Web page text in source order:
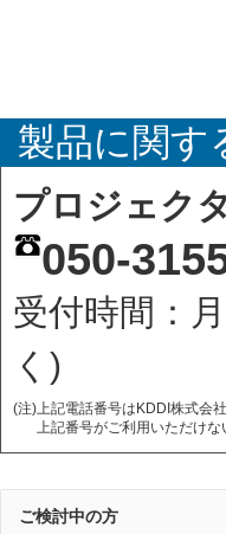
製品に関す
プロジェク
050-
受付時間：
く)
(注)上記電話番号はKDDI株式会
上記番号がご利用いただけ
ご検討中の方